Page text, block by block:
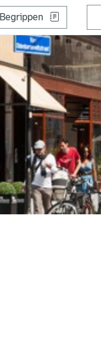
Begrippen